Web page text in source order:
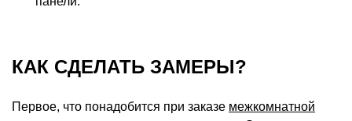
КАК СДЕЛАТЬ ЗАМЕРЫ?
Первое, что понадобится при заказе межкомнатной